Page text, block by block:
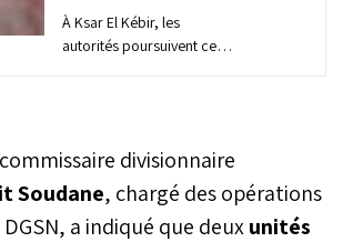
À Ksar El Kébir, les
autorités poursuivent ce
divisionnaire
Soudane, chargé des opérations
a indiqué que deuxunités